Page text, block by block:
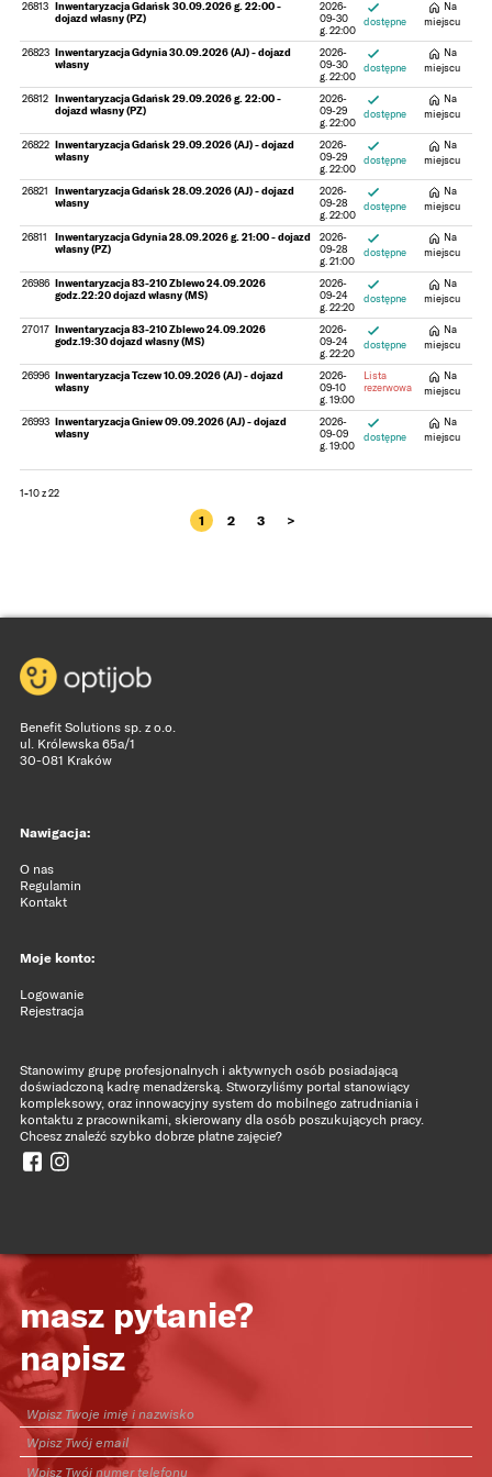
Mazowieckie
26813 Inwentaryzacja Gdańsk 30.09.2026 g. 22:00 -
dojazd własny (PZ)
2026-
09-30
g. 22:00
dostępne
Na
miejscu
26823 Inwentaryzacja Gdynia 30.09.2026 (AJ) - dojazd
własny
2026-
09-30
g. 22:00
dostępne
Na
miejscu
26812 Inwentaryzacja Gdańsk 29.09.2026 g. 22:00 -
dojazd własny (PZ)
2026-
09-29
g. 22:00
dostępne
Na
miejscu
26822 Inwentaryzacja Gdańsk 29.09.2026 (AJ) - dojazd
własny
2026-
09-29
g. 22:00
dostępne
Na
miejscu
26821
Inwentaryzacja Gdańsk 28.09.2026 (AJ) - dojazd
własny
2026-
09-28
g. 22:00
dostępne
Na
miejscu
26811
Inwentaryzacja Gdynia 28.09.2026 g. 21:00 - dojazd
własny (PZ)
2026-
09-28
g. 21:00
dostępne
Na
miejscu
26986 Inwentaryzacja 83-210 Zblewo 24.09.2026
godz.22:20 dojazd własny (MS)
2026-
09-24
g. 22:20
dostępne
Na
miejscu
27017 Inwentaryzacja 83-210 Zblewo 24.09.2026
godz.19:30 dojazd własny (MS)
2026-
09-24
g. 22:20
dostępne
Na
miejscu
26996 Inwentaryzacja Tczew 10.09.2026 (AJ) - dojazd
własny
2026-
09-10
g. 19:00
Lista
rezerwowa
Na
miejscu
26993 Inwentaryzacja Gniew 09.09.2026 (AJ) - dojazd
własny
2026-
09-09
g. 19:00
dostępne
Na
miejscu
1-10 z 22
1 2 3 >
Benefit Solutions sp. z o.o.
ul. Królewska 65a/1
30-081 Kraków
Nawigacja:
O nas
Regulamin
Kontakt
Moje konto:
Logowanie
Rejestracja
Stanowimy grupę profesjonalnych i aktywnych osób posiadającą
doświadczoną kadrę menadżerską. Stworzyliśmy portal stanowiący
kompleksowy, oraz innowacyjny system do mobilnego zatrudniania i
kontaktu z pracownikami, skierowany dla osób poszukujących pracy.
Chcesz znaleźć szybko dobrze płatne zajęcie?
masz pytanie?
napisz